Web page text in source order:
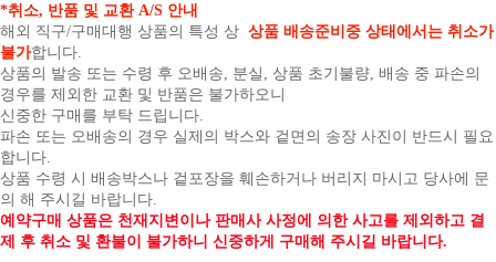
*취소, 반품 및 교환 A/S 안내
해외 직구/구매대행 상품의 특성 상 상품 배송준비중 상태에서는 취소가
불가합니다.
상품의 발송 또는 수령 후 오배송, 분실, 상품 초기불량, 배송 중 파손의
경우를 제외한 교환 및 반품은 불가하오니
신중한 구매를 부탁 드립니다.
파손 또는 오배송의 경우 실제의 박스와 겉면의 송장 사진이 반드시 필요
합니다.
상품 수령 시 배송박스나 겉포장을 훼손하거나 버리지 마시고 당사에 문
의 해 주시길 바랍니다.
예약구매 상품은 천재지변이나 판매사 사정에 의한 사고를 제외하고 결
제 후 취소 및 환불이 불가하니 신중하게 구매해 주시길 바랍니다.